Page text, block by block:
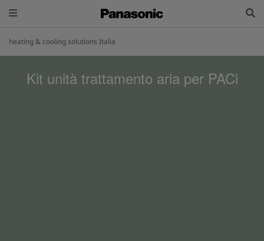
heating & cooling solutions Italia
Kit unità trattamento aria per PACi